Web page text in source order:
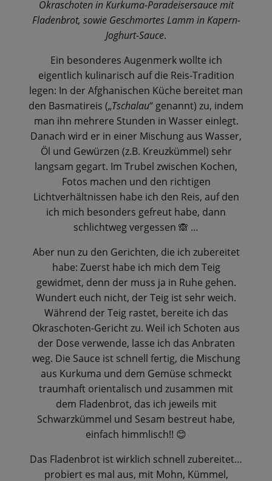
Okraschoten in Kurkuma-Paradeisersauce mit
Fladenbrot, sowie Geschmortes Lamm in Kapern-
Joghurt-Sauce.
Ein besonderes Augenmerk wollte ich
eigentlich kulinarisch auf die Reis-Tradition
legen: In der Afghanischen Küche bereitet man
den Basmatireis („Tschalau“ genannt) zu, indem
man ihn mehrere Stunden in Wasser einlegt.
Danach wird er in einer Mischung aus Wasser,
Öl und Gewürzen (z.B. Kreuzkümmel) sehr
langsam gegart. Im Trubel zwischen Kochen,
Fotos machen und den richtigen
Lichtverhältnissen habe ich den Reis, auf den
ich mich besonders gefreut habe, dann
schlichtweg vergessen 🙈 …
Aber nun zu den Gerichten, die ich zubereitet
habe: Zuerst habe ich mich dem Teig
gewidmet, denn der muss ja in Ruhe gehen.
Wundert euch nicht, der Teig ist sehr weich.
Während der Teig rastet, bereite ich das
Okraschoten-Gericht zu. Weil ich Schoten aus
der Dose verwende, lasse ich das Anbraten
weg. Die Sauce ist schnell fertig, die Mischung
aus Kurkuma und dem Gemüse schmeckt
traumhaft orientalisch und zusammen mit
dem Fladenbrot, das ich jeweils mit
Schwarzkümmel und Sesam bestreut habe,
einfach himmlisch!! 😊
Das Fladenbrot ist wirklich schnell zubereitet…
probiert es mal aus, mit Mohn, Kümmel,